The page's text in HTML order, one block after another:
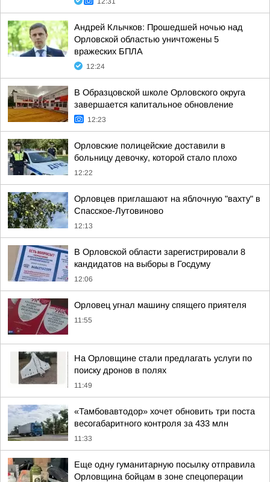
Андрей Клычков: Прошедшей ночью над
Орловской областью уничтожены 5
вражеских БПЛА
12:24
В Образцовской школе Орловского округа
завершается капитальное обновление
12:23
Орловские полицейские доставили в
больницу девочку, которой стало плохо
12:22
Орловцев приглашают на яблочную "вахту" в
Спасское-Лутовиново
12:13
В Орловской области зарегистрировали 8
кандидатов на выборы в Госдуму
12:06
Орловец угнал машину спящего приятеля
11:55
На Орловщине стали предлагать услуги по
поиску дронов в полях
11:49
«Тамбовавтодор» хочет обновить три поста
весогабаритного контроля за 433 млн
11:33
Еще одну гуманитарную посылку отправила
Орловщина бойцам в зоне спецоперации